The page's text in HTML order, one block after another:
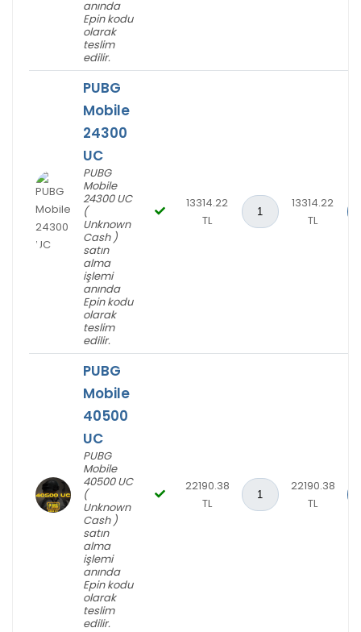
anında
Epin kodu
olarak
teslim
edilir.
PUBG
Mobile
24300
UC
PUBG
Mobile
24300 UC
(
Unknown
Cash )
satın
alma
işlemi
anında
Epin kodu
olarak
teslim
edilir.
13314.22
TL
13314.22
TL
PUBG
Mobile
40500
UC
PUBG
Mobile
40500 UC
(
Unknown
Cash )
satın
alma
işlemi
anında
Epin kodu
olarak
teslim
edilir.
22190.38
TL
22190.38
TL